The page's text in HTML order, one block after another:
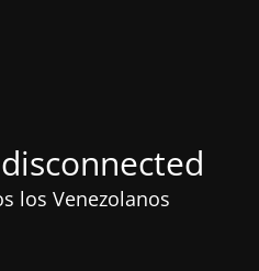
los Venezolanos